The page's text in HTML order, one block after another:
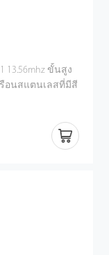
13.56mhz ขั้นสูง
อนสแตนเลสที่มีสี